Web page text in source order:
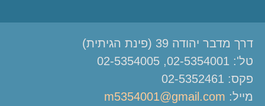
דרך מדבר יהודה 39 (פינת הגיתית)
טל': 02-5354001, 02-5354005
פקס: 02-5352461
מייל: m5354001@gmail.com